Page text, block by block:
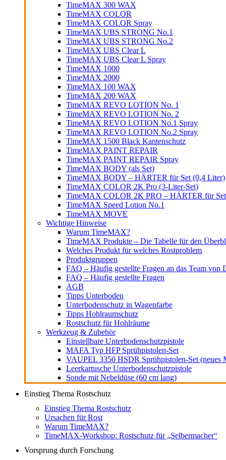
TimeMAX 300 WAX
TimeMAX COLOR
TimeMAX COLOR Spray
TimeMAX UBS STRONG No.1
TimeMAX UBS STRONG No.2
TimeMAX UBS Clear L
TimeMAX UBS Clear L Spray
TimeMAX 1000
TimeMAX 2000
TimeMAX 100 WAX
TimeMAX 200 WAX
TimeMAX REVO LOTION No. 1
TimeMAX REVO LOTION No. 2
TimeMAX REVO LOTION No.1 Spray
TimeMAX REVO LOTION No.2 Spray
TimeMAX 1500 Black Kantenschutz
TimeMAX PAINT REPAIR
TimeMAX PAINT REPAIR Spray
TimeMAX BODY (als Set)
TimeMAX BODY – HÄRTER für Set (0,4 Liter)
TimeMAX COLOR 2K Pro (3-Liter-Set)
TimeMAX COLOR 2K PRO – HÄRTER für
TimeMAX Speed Lotion No.1
TimeMAX MOVE
Wichtige Hinweise
Warum TimeMAX?
TimeMAX Produkte – Die Tabelle für den
Welches Produkt für welches Rostproblem
Produktgruppen
FAQ – Häufig gestellte Fragen an das Team von
FAQ – Häufig gestellte Fragen
AGB
Tipps Unterboden
Unterbodenschutz in Wagenfarbe
Tipps Hohlraumschutz
Rostschutz für Hohlräume
Werkzeug & Zubehör
Einstellbare Unterbodenschutzpistole
MAFA Typ HFP Sprühpistolen-Set
VAUPEL 3350 HSDR Sprühpistolen-Set (neues
Leerkartusche Unterbodenschutzpistole
Sonde mit Nebeldüse (60 cm lang)
Einstieg Thema Rostschutz
Einstieg Thema Rostschutz
Ursachen für Rost
Warum TimeMAX?
TimeMAX-Workshop: Rostschutz für „Selbermacher“
Vorsprung durch Forschung